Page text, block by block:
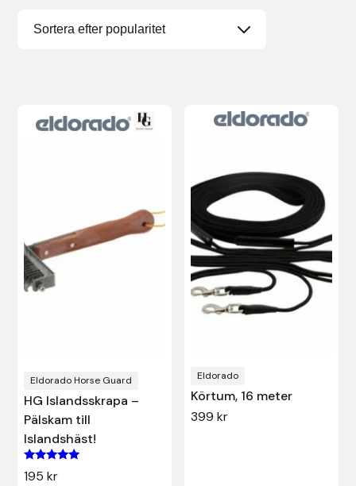
Eldorado Horse Guard
HG Islandsskrapa –
Pälskam till
Islandshäst!
Betygsatt
5.00
195kr
Eldorado
Körtum, 16 meter
399 kr
Charles Owen
Denni Design / Bomber Bits
Draupnir
Dy’on
Ekholm Nordic
Ekol